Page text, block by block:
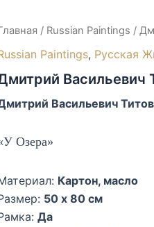
/ Russian Paintings /
Paintings, Русская
Васильевич
Васильевич
Озера»
Картон, масло
50 x 80 см
Да